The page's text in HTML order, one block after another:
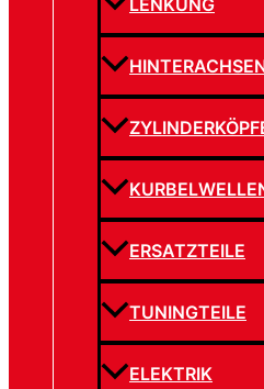
LENKUNG
ERSATZTEILE
TUNINGTEILE
ELEKTRIK